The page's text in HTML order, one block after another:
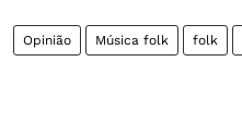
Opinião Música folk folk